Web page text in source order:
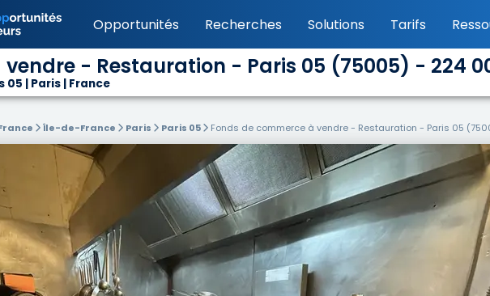
Opportunités Recherches Solutions Tarifs
- Restauration - Paris 05 (75005) - 224
05 | Paris | France
Île-de-France Paris Paris 05 Fonds de commerce à vendre - Restauration - Paris 05